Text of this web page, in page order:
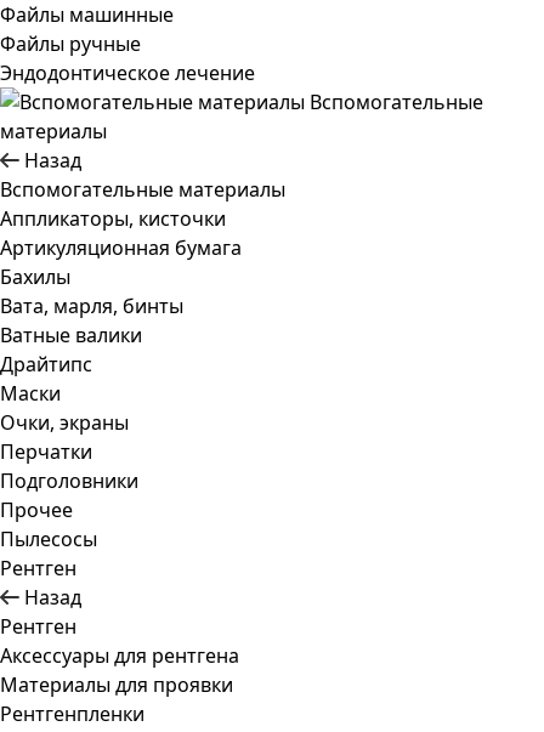
Файлы машинные
Файлы ручные
Эндодонтическое лечение
Вспомогательные
материалы
Назад
Вспомогательные материалы
Аппликаторы, кисточки
Артикуляционная бумага
Бахилы
Вата, марля, бинты
Ватные валики
Драйтипс
Маски
Очки, экраны
Перчатки
Подголовники
Прочее
Пылесосы
Рентген
Назад
Рентген
Аксессуары для рентгена
Материалы для проявки
Рентгенпленки